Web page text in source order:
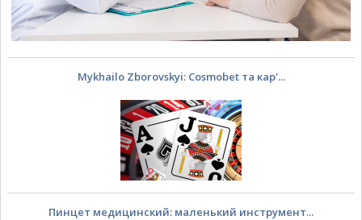
Mykhailo Zborovskyi: Cosmobet та кар'...
Пинцет медицинский: маленький инструмент...